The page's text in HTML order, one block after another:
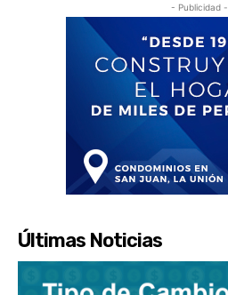
- Publicidad -
Últimas Noticias